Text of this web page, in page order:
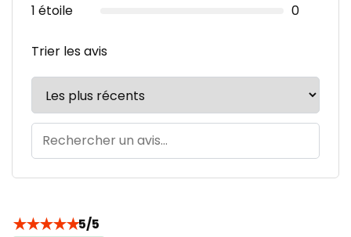
1 étoile
0
Trier les avis
★★★★★5/5